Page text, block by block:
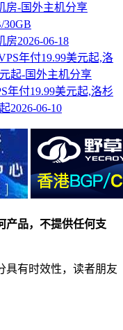
30GB
房2026-06-18
年付19.99美元起,洛杉
2026-06-10
产品，不提供任何支
具有时效性，读者朋友